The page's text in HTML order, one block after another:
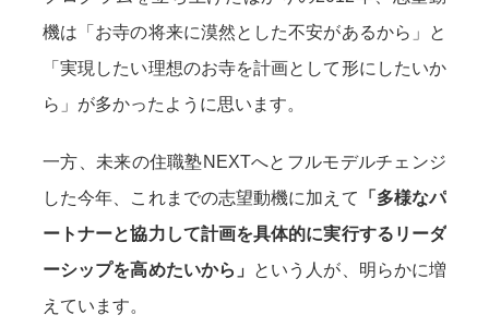
機は「お寺の将来に漠然とした不安があるから」と
「実現したい理想のお寺を計画として形にしたいか
ら」が多かったように思います。
一方、未来の住職塾NEXTへとフルモデルチェンジ
した今年、これまでの志望動機に加えて 「多様なパ
ートナーと協力して計画を具体的に実行するリーダ
ーシップを高めたいから」
という人が、明らかに増
えています。